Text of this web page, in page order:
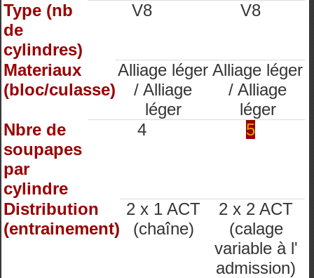
Type (nb
de
cylindres)
V8 V8
Materiaux
(bloc/culasse)
Alliage léger
/ Alliage
léger
Alliage léger
/ Alliage
léger
Nbre de
soupapes
par
cylindre
4 5
Distribution
(entrainement)
2 x 1 ACT
(chaîne)
2 x 2 ACT
(calage
variable à l'
admission)